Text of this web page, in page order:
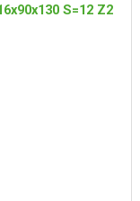
S=12 Z2